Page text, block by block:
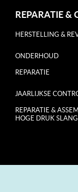
REPARATIE &
HERSTELLING &
ONDERHOUD
REPARATIE
JAARLIJKSE
REPARATIE &
HOGE DRUK